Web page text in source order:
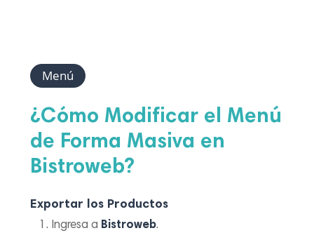
Menú
¿Cómo Modificar el Menú
de Forma Masiva en
Bistroweb?
Exportar los Productos
Ingresa a Bistroweb.